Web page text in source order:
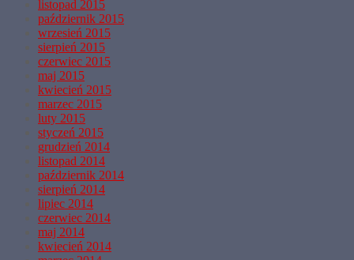
listopad 2015
październik 2015
wrzesień 2015
sierpień 2015
czerwiec 2015
maj 2015
kwiecień 2015
marzec 2015
luty 2015
styczeń 2015
grudzień 2014
listopad 2014
październik 2014
sierpień 2014
lipiec 2014
czerwiec 2014
maj 2014
kwiecień 2014